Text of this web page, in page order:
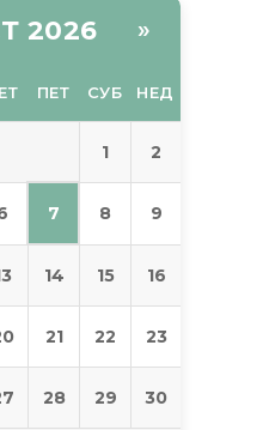
2026 »
ПЕТ СУБ НЕД
1 2
7 8 9
14 15 16
21 22 23
28 29 30